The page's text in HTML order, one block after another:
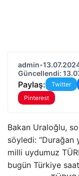
admin•
Güncellendi:
Paylaş: Twitter
Pinterest
Bakan Uraloğlu,
söyledi:
milli uydumuz
bugün Türkiye